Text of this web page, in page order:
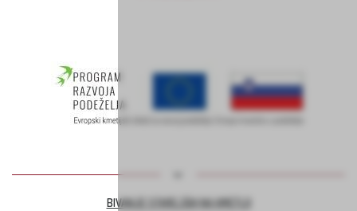
BIVANJE STAREJŠIH NA KMETIJI